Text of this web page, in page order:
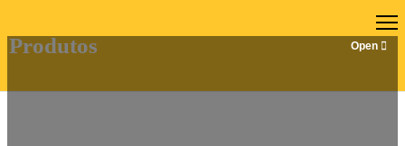
Produtos